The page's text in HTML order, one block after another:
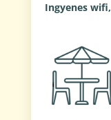
Ingyenes